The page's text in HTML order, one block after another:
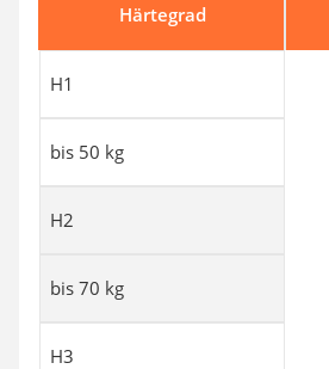
Härtegrad
H1
bis 50 kg
H2
bis 70 kg
H3